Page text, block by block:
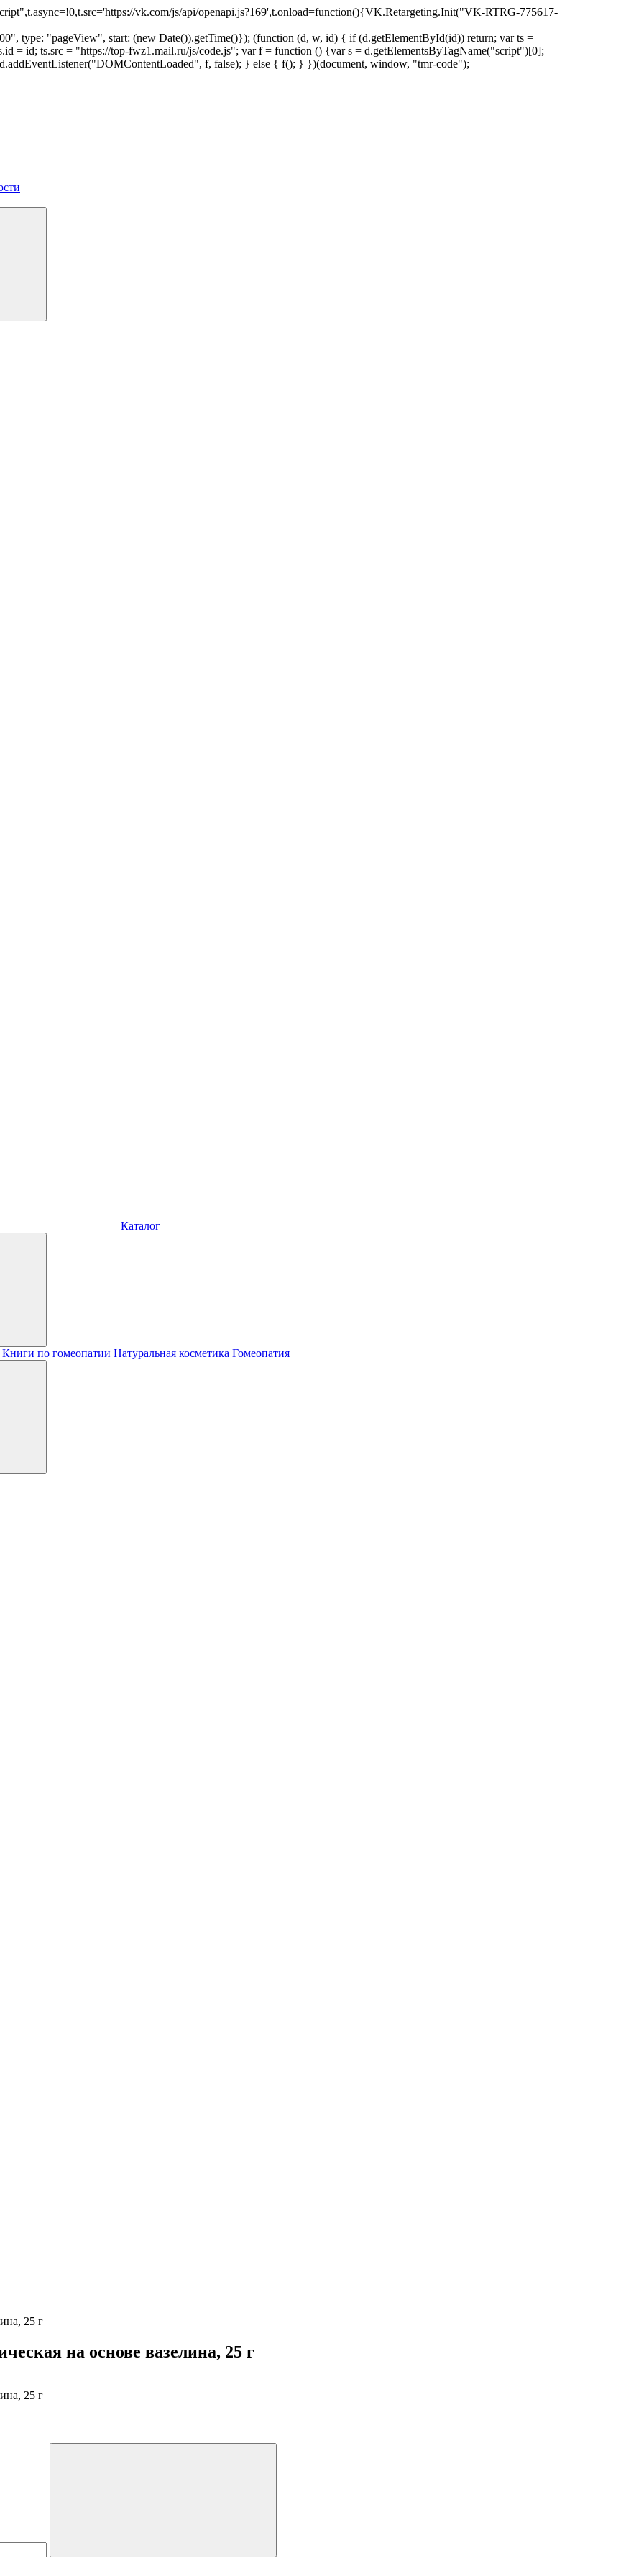
vk.com/js/api/openapi.js?169',t.onload=function(){VK.Retargeting.Init("VK-RTRG-775617-
type: "pageView", start: (new Date()).getTime()}); (function (d, w, id) { if (d.getElementById(id)) return; var ts =
= id; ts.src = "https://top-fwz1.mail.ru/js/code.js"; var f = function () {var s = d.getElementsByTagName("script")[0];
f, false); } else { f(); } })(document, window, "tmr-code");
Каталог
Книги по гомеопатии Натуральная косметика Гомеопатия
25 г
на основе вазелина, 25 г
25 г